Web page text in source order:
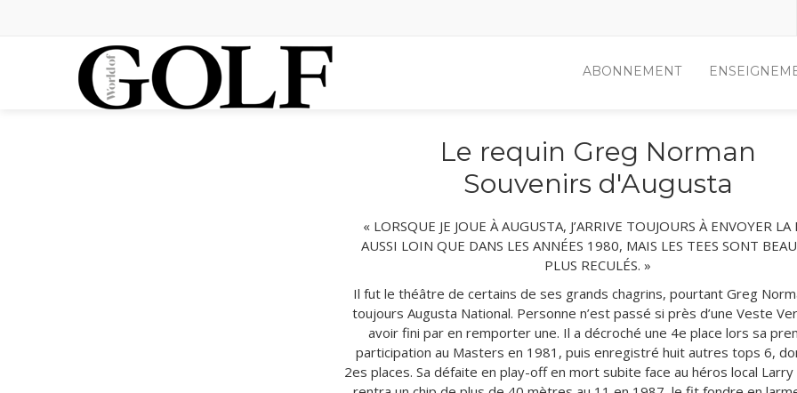
ABONNEMENT
Le requin Greg Norman
Souvenirs d'Augusta
« LORSQUE JE JOUE À AUGUSTA, J’ARRIVE TOUJOURS À ENVOYER LA
AUSSI LOIN QUE DANS LES ANNÉES 1980, MAIS LES TEES SONT
PLUS RECULÉS. »
Il fut le théâtre de certains de ses grands chagrins, pourtant Greg
toujours Augusta National. Personne n’est passé si près d’une Veste
avoir fini par en remporter une. Il a décroché une 4e place lors sa
participation au Masters en 1981, puis enregistré huit autres tops 6,
2es places. Sa défaite en play-off en mort subite face au héros local Larry